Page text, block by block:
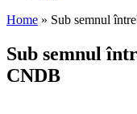
Home » Sub semnul
Sub semnul
CNDB